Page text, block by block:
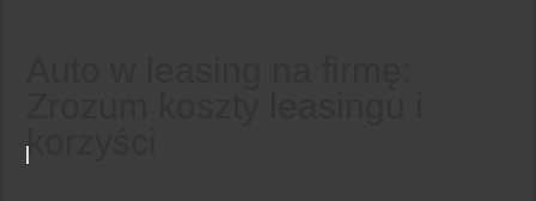
korzyści